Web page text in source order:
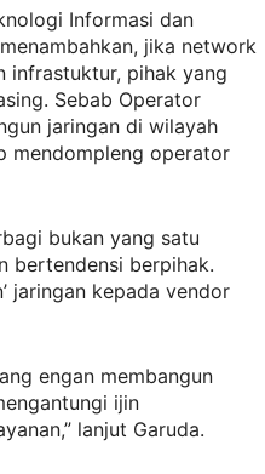
Informasi dan
jika network
infrastuktur, pihak yang
Sebab Operator
jaringan di wilayah
mendompleng operator
bukan yang satu
bertendensi berpihak.
jaringan kepada vendor
engan membangun
ijin
lanjut Garuda.